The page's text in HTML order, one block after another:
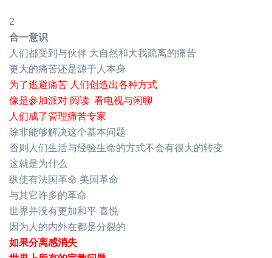
2
合一意识
人们都受到与伙伴 大自然和大我疏离的痛苦
更大的痛苦还是源于人本身
为了逃避痛苦 人们创造出各种方式
像是参加派对 阅读 看电视与闲聊
人们成了管理痛苦专家
除非能够解决这个基本问题
否则人们生活与经验生命的方式不会有很大的转变
这就是为什么
纵使有法国革命 美国革命
与其它许多的革命
世界并没有更加和平 喜悦
因为人的内外在都是分裂的
如果分离感消失